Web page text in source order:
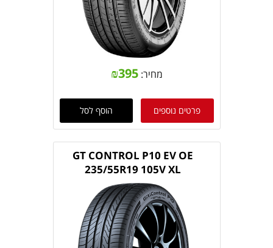
מחיר: ₪395
פרטים נוספים הוסף לסל
GT CONTROL P10 EV OE
235/55R19 105V XL